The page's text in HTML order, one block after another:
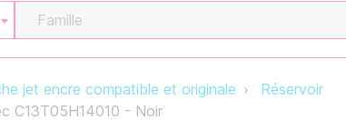
Famille
jet encre compatible et originale
Réservoir
C13T05H14010 - Noir